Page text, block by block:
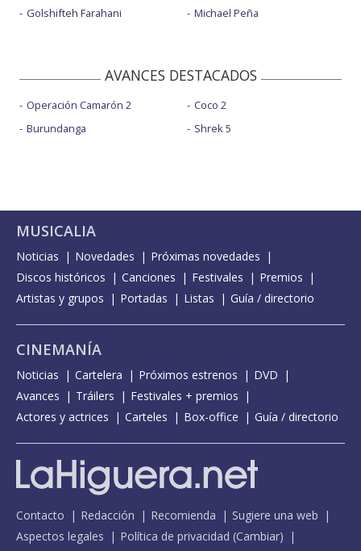
Golshifteh Farahani
Michael Peña
AVANCES DESTACADOS
Operación Camarón 2
Burundanga
Coco 2
Shrek 5
MUSICALIA
Noticias Novedades
Próximas novedades
Discos históricos
Canciones Festivales
Premios
Artistas y grupos
Portadas Listas Guía / directorio
CINEMANÍA
Noticias Cartelera Próximos estrenos
DVD
Avances
Tráilers
Festivales + premios
Actores y actrices
Carteles Box-office Guía / directorio
Contacto Redacción Recomienda
Sugiere una web
Aspectos legales
Política de privacidad (Cambiar)